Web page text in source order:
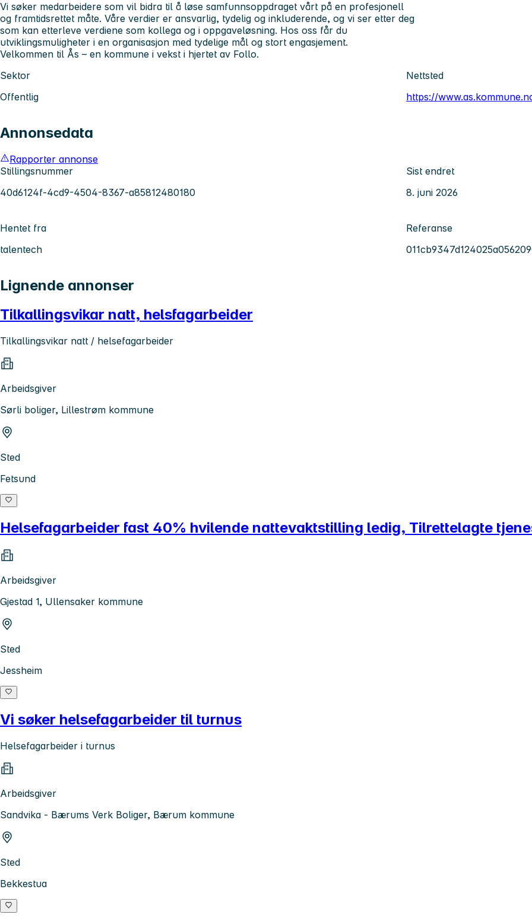
Vi søker medarbeidere som vil bidra til å løse samfunnsoppdraget vårt på en profesjonell
og framtidsrettet måte. Våre verdier er ansvarlig, tydelig og inkluderende, og vi ser etter deg
som kan etterleve verdiene som kollega og i oppgaveløsning. Hos oss får du
utviklingsmuligheter i en organisasjon med tydelige mål og stort engasjement.
Velkommen til Ås – en kommune i vekst i hjertet av Follo.
Sektor
Offentlig
Nettsted
https://
Annonsedata
Rapporter annonse
Stillingsnummer
40d6124f-4cd9-4504-8367-a85812480180
Sist endret
8. juni 2026
Hentet fra
talentech
Referanse
Lignende annonser
Tilkallingsvikar natt, helsfagarbeider
Tilkallingsvikar natt / helsefagarbeider
Arbeidsgiver
Sørli boliger, Lillestrøm kommune
Sted
Fetsund
Helsefagarbeider fast 40% hvilende nattevaktstilling ledig, Tilrettelagte
Arbeidsgiver
Gjestad 1, Ullensaker kommune
Sted
Jessheim
Vi søker helsefagarbeider til turnus
Helsefagarbeider i turnus
Arbeidsgiver
Sandvika - Bærums Verk Boliger, Bærum kommune
Sted
Bekkestua